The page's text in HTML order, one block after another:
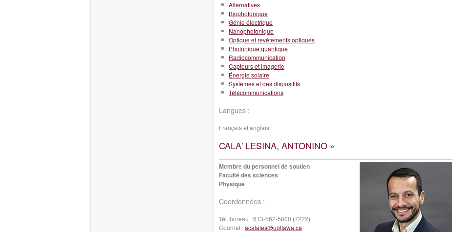
Alternatives
Biophotonique
Génie électrique
Nanophotonique
Optique et revêtements optiques
Photonique quantique
Radiocommunication
Capteurs et imagerie
Énergie solaire
Systèmes et des dispositifs
Télécommunications
Langues :
Français et anglais
CALA' LESINA, ANTONINO »
Membre du personnel de soutien
Faculté des sciences
Physique
Coordonnées :
Tél. bureau :613-562-5800 (7222)
Courriel :acalales@uottawa.ca